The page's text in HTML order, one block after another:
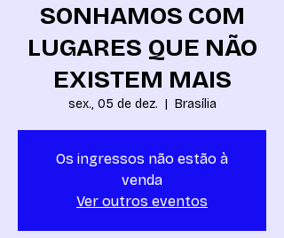
SONHAMOS COM
LUGARES QUE NÃO
EXISTEM MAIS
sex., 05 de dez.
  |
Brasília
Os ingressos não estão à
venda
Ver outros eventos